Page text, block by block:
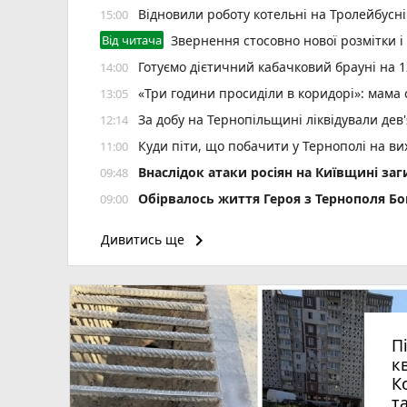
15:00 Відновили роботу котельні на
Від читача Звернення стосовно нової розмітки
14:00 Готуємо дієтичний кабачковий брауні на
13:05 «Три години просиділи в коридорі»:
12:14 За добу на Тернопільщині ліквідували
11:00 Куди піти, що побачити у Тернополі на
09:48 Внаслідок атаки росіян на Київщині
09:00 Обірвалось життя Героя з Тернополя
21:00 Мітинги на підтримку Михайла
19:00 День міста в Тернополі: куди піти та
18:01 Штормове попередження оголосили на
17:40 Коли потрібно міняти мастило в АКПП:
17:20 З'явились рекомендації до зарахування
Дивитись ще keyboard_arrow_right